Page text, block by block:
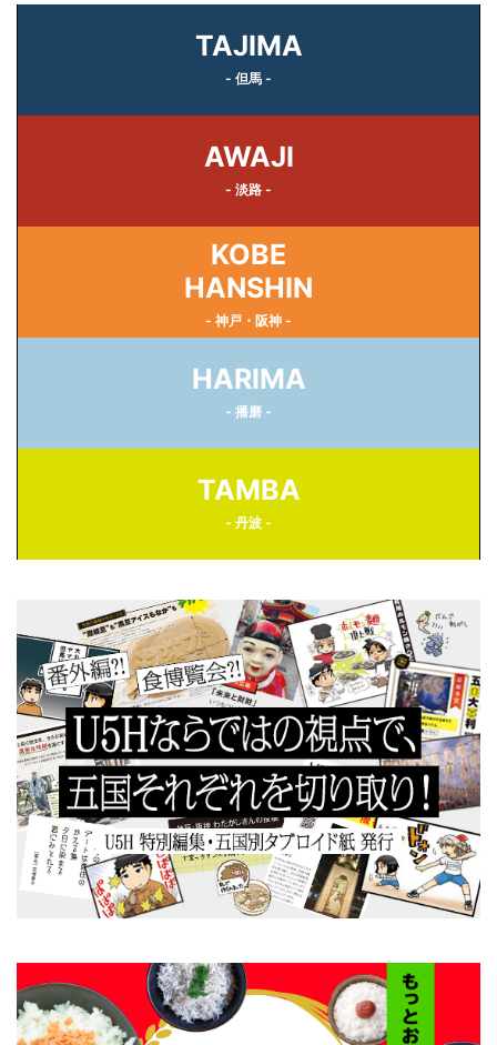
TAJIMA
- 但馬 -
AWAJI
- 淡路 -
KOBE
HANSHIN
- 神戸・阪神 -
HARIMA
- 播磨 -
TAMBA
- 丹波 -